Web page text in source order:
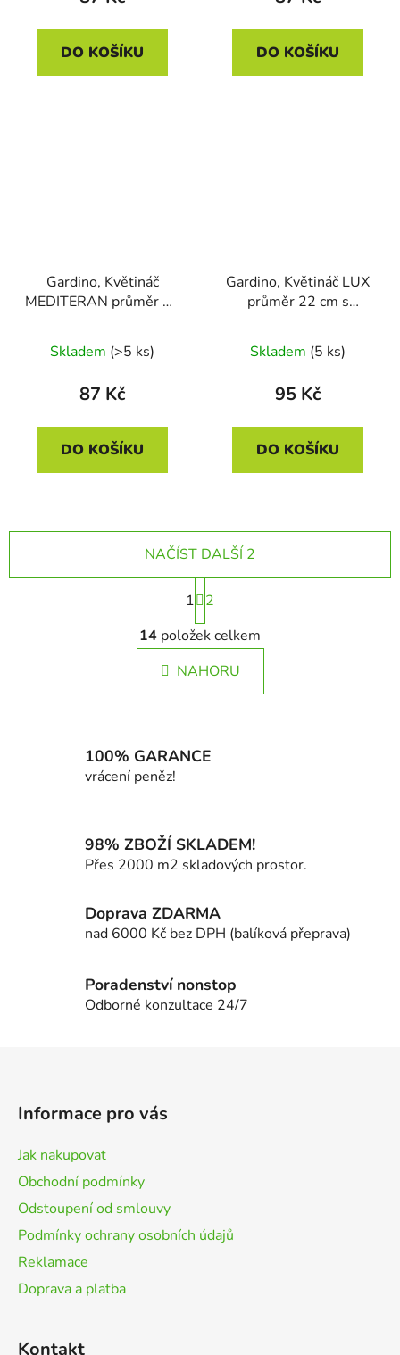
DO KOŠÍKU DO KOŠÍKU
Gardino, Květináč
MEDITERAN průměr 25
terakota
Skladem (>5 ks)
87 Kč
DO KOŠÍKU
Gardino, Květináč LUX
průměr 22 cm s
Skladem (5 ks)
95 Kč
DO KOŠÍKU
O
v
l
á
d
í
k
y
v
p
i
NAČÍST DALŠÍ 2
S
t
r
á
n
k
í
1
2
14 položek celkem
NAHORU
100% GARANCE
vrácení peněz!
98% ZBOŽÍ SKLADEM!
Přes 2000 m2 skladových prostor.
Doprava ZDARMA
nad 6000 Kč bez DPH (balíková přeprava)
Poradenství nonstop
Odborné konzultace 24/7
Informace pro vás
Jak nakupovat
Obchodní podmínky
Odstoupení od smlouvy
Podmínky ochrany osobních údajů
Reklamace
Doprava a platba
Kontakt